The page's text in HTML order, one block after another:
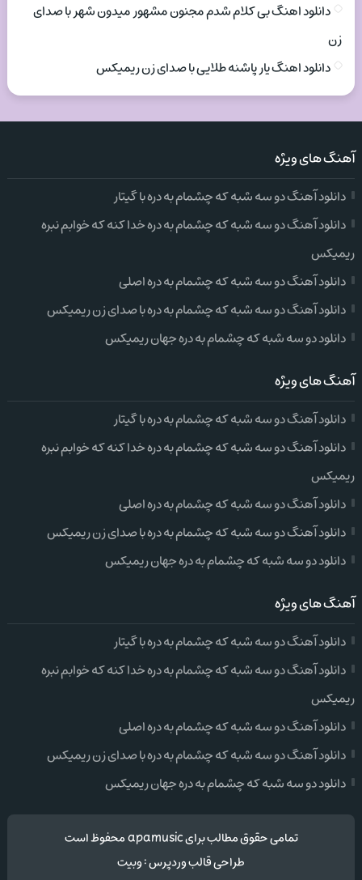
دانلود اهنگ بی کلام شدم مجنون مشهور میدون شهر با صدای
زن
دانلود اهنگ یار پاشنه طلایی با صدای زن ریمیکس
آهنگ های ویژه
دانلود آهنگ دو سه شبه که چشمام به دره با گیتار
دانلود آهنگ دو سه شبه که چشمام به دره خدا کنه که خوابم نبره
ریمیکس
دانلود آهنگ دو سه شبه که چشمام به دره اصلی
دانلود آهنگ دو سه شبه که چشمام به دره با صدای زن ریمیکس
دانلود دو سه شبه که چشمام به دره جهان ریمیکس
آهنگ های ویژه
دانلود آهنگ دو سه شبه که چشمام به دره با گیتار
دانلود آهنگ دو سه شبه که چشمام به دره خدا کنه که خوابم نبره
ریمیکس
دانلود آهنگ دو سه شبه که چشمام به دره اصلی
دانلود آهنگ دو سه شبه که چشمام به دره با صدای زن ریمیکس
دانلود دو سه شبه که چشمام به دره جهان ریمیکس
آهنگ های ویژه
دانلود آهنگ دو سه شبه که چشمام به دره با گیتار
دانلود آهنگ دو سه شبه که چشمام به دره خدا کنه که خوابم نبره
ریمیکس
دانلود آهنگ دو سه شبه که چشمام به دره اصلی
دانلود آهنگ دو سه شبه که چشمام به دره با صدای زن ریمیکس
دانلود دو سه شبه که چشمام به دره جهان ریمیکس
تمامی حقوق مطالب برای apamusic محفوظ است
طراحی قالب وردپرس:وبیت